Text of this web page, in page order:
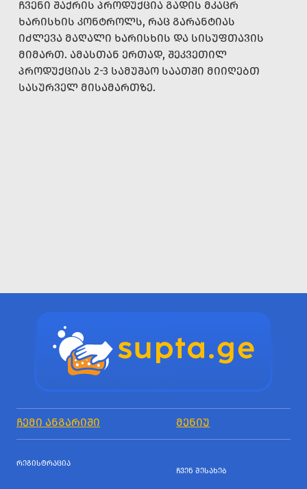
ᲩᲕᲔᲜᲘ ᲨᲐᲥᲠᲘᲡ ᲞᲠᲝᲓᲣᲥᲪᲘᲐ ᲒᲐᲓᲘᲡ ᲛᲙᲐᲪᲠ
ᲮᲐᲠᲘᲡᲮᲘᲡ ᲙᲝᲜᲢᲠᲝᲚᲡ, ᲠᲐᲪ ᲒᲐᲠᲐᲜᲢᲘᲐᲡ
ᲘᲫᲚᲔᲕᲐ ᲛᲐᲦᲐᲚᲘ ᲮᲐᲠᲘᲡᲮᲘᲡ ᲓᲐ ᲡᲘᲡᲣᲤᲗᲐᲕᲘᲡ
ᲛᲘᲛᲐᲠᲗ. ᲐᲛᲐᲡᲗᲐᲜ ᲔᲠᲗᲐᲓ, ᲨᲔᲙᲕᲔᲗᲘᲚ
ᲞᲠᲝᲓᲣᲥᲪᲘᲐᲡ 2-3 ᲡᲐᲛᲣᲨᲐᲝ ᲡᲐᲐᲗᲨᲘ ᲛᲘᲘᲦᲔᲑᲗ
ᲡᲐᲡᲣᲠᲕᲔᲚ ᲛᲘᲡᲐᲛᲐᲠᲗᲖᲔ.
ᲩᲔᲛᲘ ᲐᲜᲒᲐᲠᲘᲨᲘ ᲛᲔᲜᲘᲣ
ᲠᲔᲒᲘᲡᲢᲠᲐᲪᲘᲐ
ᲩᲕᲔᲜ ᲨᲔᲡᲐᲮᲔᲑ